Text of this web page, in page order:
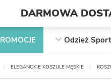
DARMOWA
Odzież
ELEGANCKIE KOSZULE MĘSKIE